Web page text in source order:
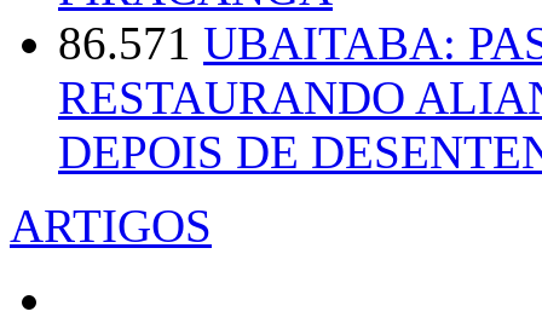
86.571 UBAITABA:
RESTAURANDO
DEPOIS DE
ARTIGOS